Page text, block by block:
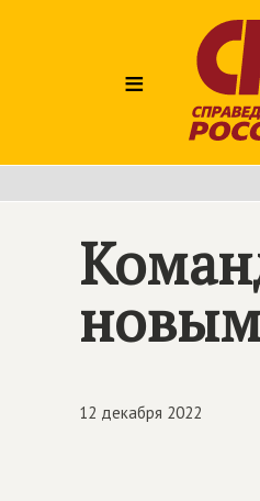
≡
12 декабря 2022